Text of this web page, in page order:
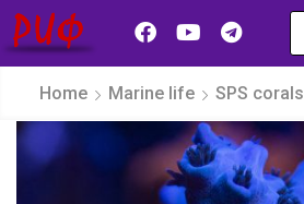
Home Marine life SPS corals